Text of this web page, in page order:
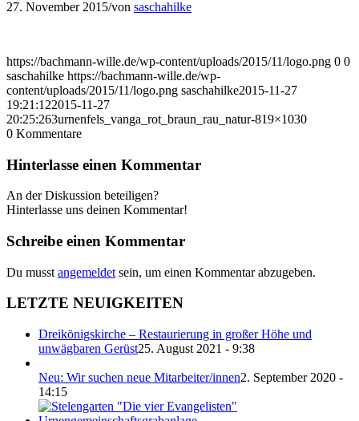
27. November 2015/von saschahilke
https://bachmann-wille.de/wp-content/uploads/2015/11/logo.png 0 0
saschahilke https://bachmann-wille.de/wp-
content/uploads/2015/11/logo.png saschahilke2015-11-27
19:21:122015-11-27
20:25:263urnenfels_vanga_rot_braun_rau_natur-819×1030
0 Kommentare
Hinterlasse einen Kommentar
An der Diskussion beteiligen?
Hinterlasse uns deinen Kommentar!
Schreibe einen Kommentar
Du musst angemeldet sein, um einen Kommentar abzugeben.
LETZTE NEUIGKEITEN
Dreikönigskirche – Restaurierung in großer Höhe und
unwägbaren Gerüst25. August 2021 - 9:38
Neu: Wir suchen neue Mitarbeiter/innen2. September 2020 -
14:15